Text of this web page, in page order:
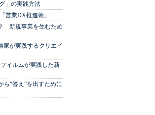
」の実践方法
営業DX推進術」
新規事業を生むため
家が実践するクリエイ
イルムが実践した新
“答え”を出すために